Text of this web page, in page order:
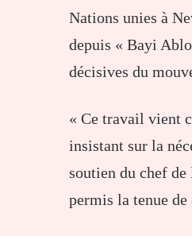
Nations unies à
depuis « Bayi
décisives du
« Ce travail vient
insistant sur la
soutien du chef
permis la tenue